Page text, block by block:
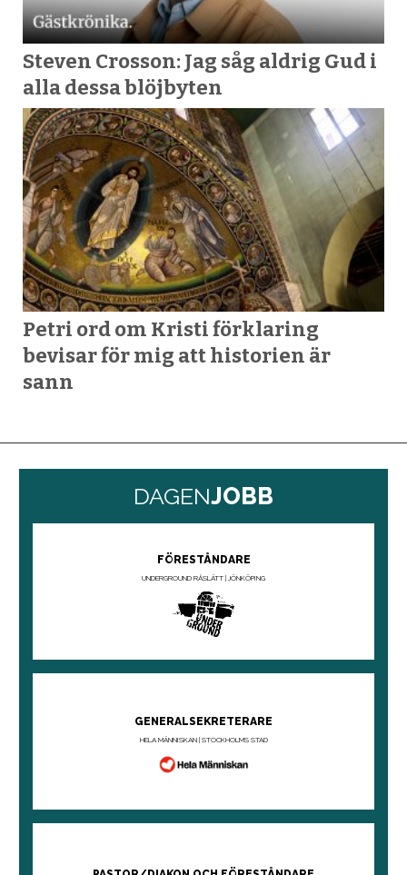
Steven Crosson: Jag såg aldrig Gud i
alla dessa blöjbyten
Petri ord om Kristi förklaring
bevisar för mig att historien är
sann